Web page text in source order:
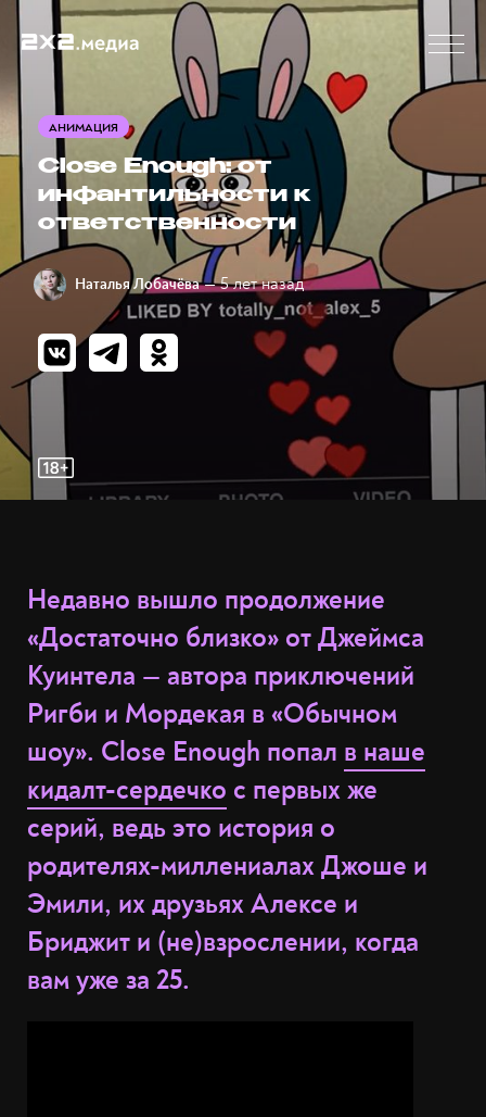
АНИМАЦИЯ
Close Enough: от
инфантильности к
ответственности
Наталья Лобачёва — 5 лет назад
Недавно вышло продолжение
«Достаточно близко» от Джеймса
Куинтела — автора приключений
Ригби и Мордекая в «Обычном
шоу». Close Enough попал в наше
кидалт-сердечко с первых же
серий, ведь это история о
родителях-миллениалах Джоше и
Эмили, их друзьях Алексе и
Бриджит и (не)взрослении, когда
вам уже за 25.